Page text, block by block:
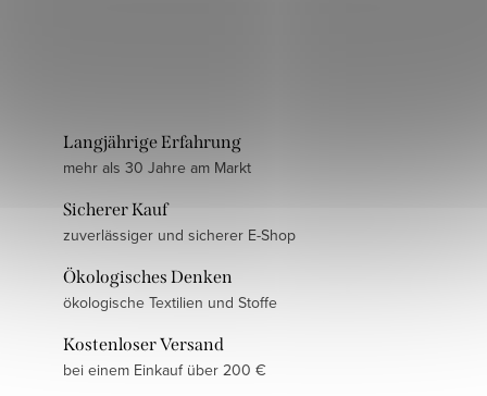
Langjährige Erfahrung
mehr als 30 Jahre am Markt
Sicherer Kauf
zuverlässiger und sicherer E-Shop
Ökologisches Denken
ökologische Textilien und Stoffe
Kostenloser Versand
bei einem Einkauf über 200 €